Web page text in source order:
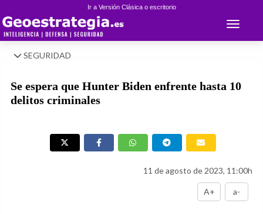
Ir a Versión Clásica o escritorio
Toggle
SEGURIDAD
Se espera que Hunter Biden enfrente hasta 10
delitos criminales
11 de agosto de 2023, 11:00h
A+ a-